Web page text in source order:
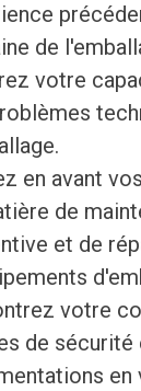
de
votre
en avant
de
et de
votre
de sécurité
en